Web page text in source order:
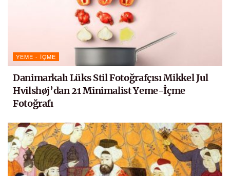
YEME - İÇME
Danimarkalı Lüks Stil Fotoğrafçısı Mikkel Jul
Hvilshøj’dan 21 Minimalist Yeme-İçme
Fotoğrafı